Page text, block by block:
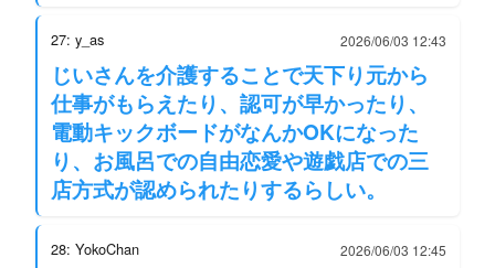
27: y_as 2026/06/03 12:43
じいさんを介護することで天下り元から
仕事がもらえたり、認可が早かったり、
電動キックボードがなんかOKになった
り、お風呂での自由恋愛や遊戯店での三
店方式が認められたりするらしい。
28: YokoChan 2026/06/03 12:45